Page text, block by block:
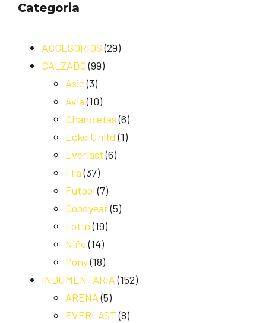
Categoria
ACCESORIOS (29)
CALZADO (99)
Asic (3)
Avia (10)
Chancletas (6)
Ecko Unltd (1)
Everlast (6)
Fila (37)
Futbol (7)
Goodyear(5)
Lotto (19)
Niño (14)
Pony(18)
INDUMENTARIA (152)
ARENA (5)
EVERLAST (8)